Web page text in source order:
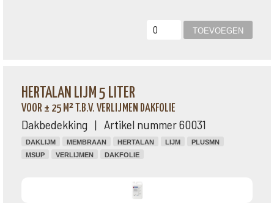
HERTALAN LIJM 5 LITER
VOOR ± 25 M² T.B.V. VERLIJMEN DAKFOLIE
Dakbedekking | Artikel nummer 60031
DAKLIJM MEMBRAAN HERTALAN LIJM
PLUSMN
MSUP
VERLIJMEN DAKFOLIE